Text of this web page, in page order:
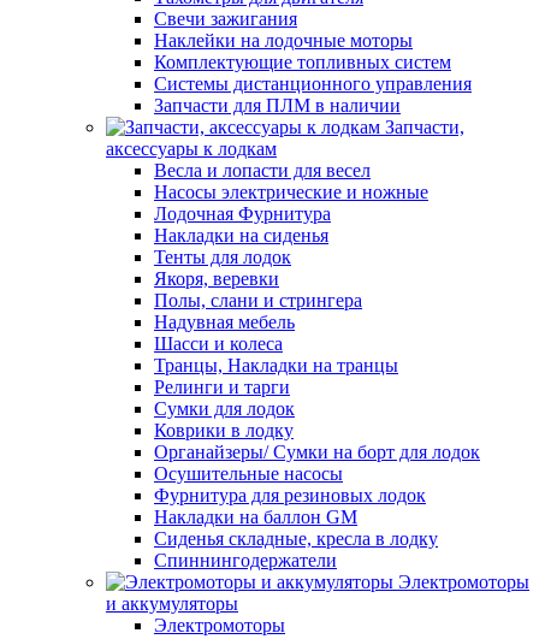
Свечи зажигания
Наклейки на лодочные моторы
Комплектующие топливных систем
Системы дистанционного управления
Запчасти для ПЛМ в наличии
Запчасти,
аксессуары к лодкам
Весла и лопасти для весел
Насосы электрические и ножные
Лодочная Фурнитура
Накладки на сиденья
Тенты для лодок
Якоря, веревки
Полы, слани и стрингера
Надувная мебель
Шасси и колеса
Транцы, Накладки на транцы
Релинги и тарги
Сумки для лодок
Коврики в лодку
Органайзеры/ Сумки на борт для лодок
Осушительные насосы
Фурнитура для резиновых лодок
Накладки на баллон GM
Сиденья складные, кресла в лодку
Спиннингодержатели
Электромоторы
и аккумуляторы
Электромоторы